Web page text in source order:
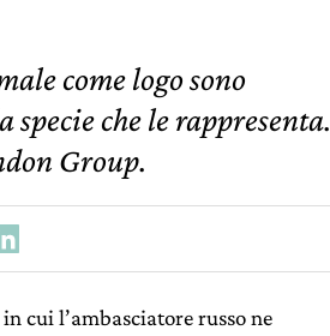
come logo sono
che le rappresenta.
Group.
cui l’ambasciatore russo ne